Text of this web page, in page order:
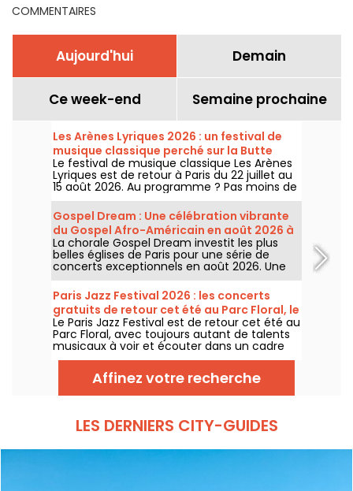
COMMENTAIRES
Aujourd'hui Demain
Ce week-end Semaine prochaine
Les Arènes Lyriques 2026 : un festival de
musique classique perché sur la Butte
Montmartre
Le festival de musique classique Les Arènes
Lyriques est de retour à Paris du 22 juillet au
15 août 2026. Au programme ? Pas moins de
16 concerts donnés au sein des Arènes de
Montmartre, un cadre idyllique pour écouter
les grands classiques.
Gospel Dream : Une célébration vibrante
du Gospel Afro-Américain en août 2026 à
Paris
La chorale Gospel Dream investit les plus
belles églises de Paris pour une série de
concerts exceptionnels en août 2026. Une
expérience musicale unique qui célèbre
l'espoir, l'unité et la résilience à travers les
chants authentiques de l'Église Afro-
Américaine.
Paris Jazz Festival 2026 : les concerts
gratuits de retour cet été au Parc Floral, le
programme
Le Paris Jazz Festival est de retour cet été au
Parc Floral, avec toujours autant de talents
musicaux à voir et écouter dans un cadre
bucolique. Voici le programme des concerts
gratuits à découvrir du 24 juin au 6
septembre 2026 !
Affinez votre recherche
LES DERNIERS CITY-GUIDES